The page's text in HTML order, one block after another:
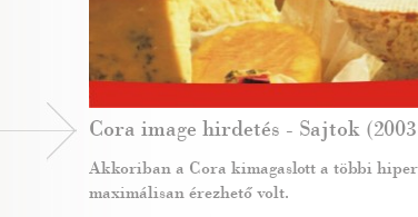
Cora image hirdetés - Sajtok
Akkoriban a Cora kimagaslott a többi
maximálisan érezhető volt.